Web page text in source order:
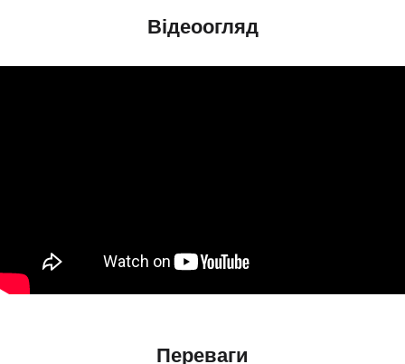
Відеоогляд
Переваги